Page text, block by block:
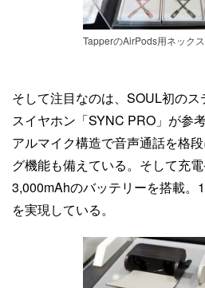
TapperのAirPods用ネック
そして注目なのは、SOUL初の
スイヤホン「SYNC PRO」が参
アルマイク構造で音声通話を格
グ機能も備えている。そして充
3,000mAhのバッテリーを搭載。
を実現している。